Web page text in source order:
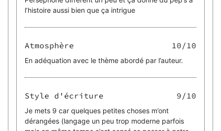
l’histoire aussi bien que ça intrigue
Atmosphère 10/10
En adéquation avec le thème abordé par l’auteur.
Style d'écriture 9/10
Je mets 9 car quelques petites choses m’ont
dérangées (langage un peu trop moderne parfois